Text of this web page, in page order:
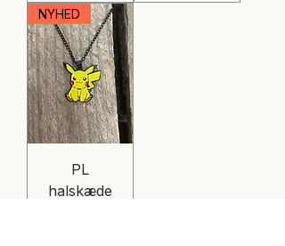
NYHED
PL
halskæde